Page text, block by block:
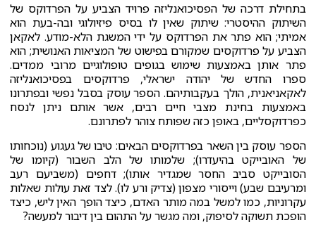
בתחילת דרכה של הפסיכואנליזה פרויד הצביע על הפרדוקס של
השיתוק ההיסטרי: שיתוק שאין לו בסיס פיזיולוגי ובה-בעת הוא
אמיתי; הוא פתר את הפרדוקס על ידי המשגת הלא-מודע. לאקאן
הצביע על פרדוקסים שמקורם בפישוט של המציאות האנושית; הוא
פתר אותן באמצעות שימוש בגופים טופולוגיים מרובי ממדים.
ספרו החדש של יהודה ישראלי, פרדוקסים בפסיכואנליזה
לאקאניאנית, הולך בעקבותיהם. הספר עוסק בסבל נפשי ובפתרונו
באמצעות בחינת מצבי חיים רבים, אשר אותם ניתן לנסח
כפרדוקסליים, באופן כזה שפותח צוהר לפתרונם.
הספר עוסק בין השאר בפרדוקסים הבאים: טיבו של געגוע (נוכחותו
של האובייקט בהיעדרו); שלמותו של הלב השבור (קיומו של
הסובייקט סביב החסר שמגדיר אותו); דחפים (משביעם רעב
ומרעיבם שבע) וייסורי מצפון (צדיק ורע לו). לצד זאת עולות שאלות
עקרוניות, כמו למשל במה מותר האדם, כיצד הופך האין ליש, כיצד
הופכת תשוקה לסיפוק, ומה מגשר על התהום בין דיבור למעשה?